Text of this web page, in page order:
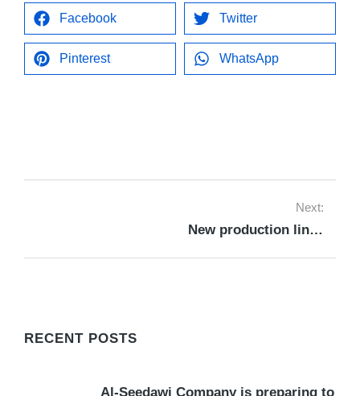
Facebook Twitter
Pinterest WhatsApp
Next:
New production lines were launched at the Al-Seedawi factory
RECENT POSTS
Al-Seedawi Company is preparing to